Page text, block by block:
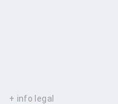
+ info legal